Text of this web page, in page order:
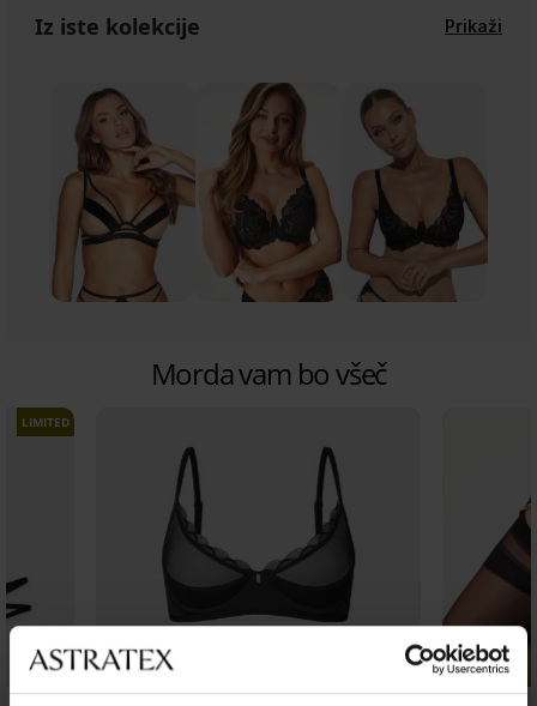
Iz iste kolekcije Prikaži
Morda vam bo všeč
LIMITED